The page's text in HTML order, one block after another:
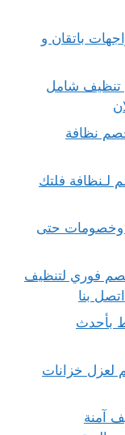
باتقان و
بـ40%خصم تنظيف شامل
بالرياض بـ44%خصم نظافة
بالرياض بـ 45%خصم لـنظافة فلتك
وخصومات حتى
منازل بالرياض بـ50% خصم فوري لتنظيف
بأحدث
بالخرج بـ40%خصم لعزل خزانات
آمنة